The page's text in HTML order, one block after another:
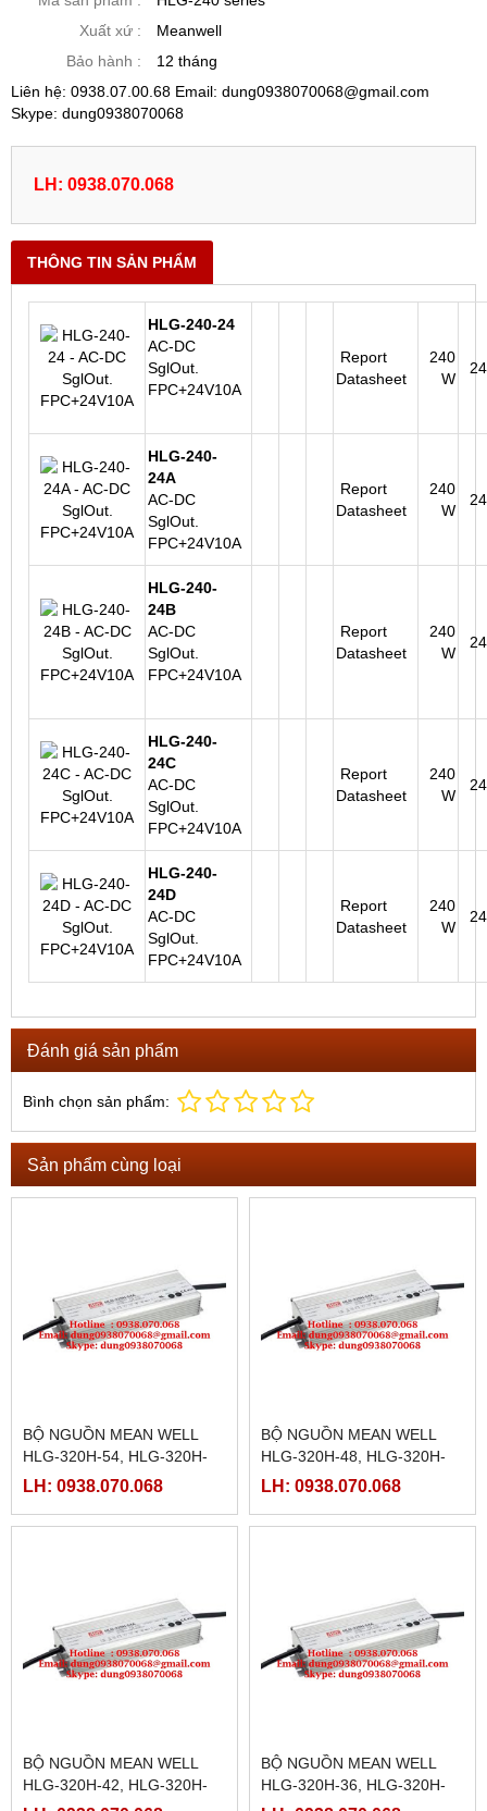
Xuất xứ :
Meanwell
Bảo hành :
12 tháng
Liên hệ: 0938.07.00.68 Email: dung0938070068@gmail.com
Skype: dung0938070068
LH: 0938.070.068
THÔNG TIN SẢN PHẨM
HLG-240-24
AC-DC
SglOut.
FPC+24V10A
Report
Datasheet
240
W
HLG-240-
24A
AC-DC
SglOut.
FPC+24V10A
Report
Datasheet
240
W
HLG-240-
24B
AC-DC
SglOut.
FPC+24V10A
Report
Datasheet
240
W
HLG-240-
24C
AC-DC
SglOut.
FPC+24V10A
Report
Datasheet
240
W
HLG-240-
24D
AC-DC
SglOut.
FPC+24V10A
Report
Datasheet
240
W
Đánh giá sản phẩm
Bình chọn sản phẩm:
Sản phẩm cùng loại
BỘ NGUỒN MEAN WELL
HLG-320H-54, HLG-320H-
54A, HLG-320H-54B, HLG-
LH: 0938.070.068
BỘ NGUỒN MEAN WELL
HLG-320H-48, HLG-320H-
48A, HLG-320H-48B, HLG-
LH: 0938.070.068
BỘ NGUỒN MEAN WELL
HLG-320H-42, HLG-320H-
42A,HLG-320H-42B,HLG-
BỘ NGUỒN MEAN WELL
HLG-320H-36, HLG-320H-
36A,HLG-320H-36B,HLG-